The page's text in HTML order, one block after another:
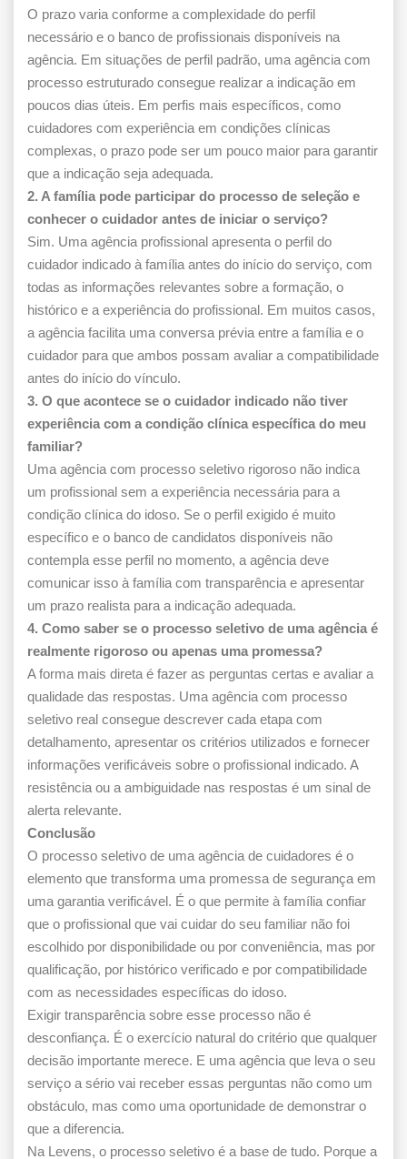
O prazo varia conforme a complexidade do perfil
necessário e o banco de profissionais disponíveis na
agência. Em situações de perfil padrão, uma agência com
processo estruturado consegue realizar a indicação em
poucos dias úteis. Em perfis mais específicos, como
cuidadores com experiência em condições clínicas
complexas, o prazo pode ser um pouco maior para garantir
que a indicação seja adequada.
2. A família pode participar do processo de seleção e
conhecer o cuidador antes de iniciar o serviço?
Sim. Uma agência profissional apresenta o perfil do
cuidador indicado à família antes do início do serviço, com
todas as informações relevantes sobre a formação, o
histórico e a experiência do profissional. Em muitos casos,
a agência facilita uma conversa prévia entre a família e o
cuidador para que ambos possam avaliar a compatibilidade
antes do início do vínculo.
3. O que acontece se o cuidador indicado não tiver
experiência com a condição clínica específica do meu
familiar?
Uma agência com processo seletivo rigoroso não indica
um profissional sem a experiência necessária para a
condição clínica do idoso. Se o perfil exigido é muito
específico e o banco de candidatos disponíveis não
contempla esse perfil no momento, a agência deve
comunicar isso à família com transparência e apresentar
um prazo realista para a indicação adequada.
4. Como saber se o processo seletivo de uma agência é
realmente rigoroso ou apenas uma promessa?
A forma mais direta é fazer as perguntas certas e avaliar a
qualidade das respostas. Uma agência com processo
seletivo real consegue descrever cada etapa com
detalhamento, apresentar os critérios utilizados e fornecer
informações verificáveis sobre o profissional indicado. A
resistência ou a ambiguidade nas respostas é um sinal de
alerta relevante.
Conclusão
O processo seletivo de uma agência de cuidadores é o
elemento que transforma uma promessa de segurança em
uma garantia verificável. É o que permite à família confiar
que o profissional que vai cuidar do seu familiar não foi
escolhido por disponibilidade ou por conveniência, mas por
qualificação, por histórico verificado e por compatibilidade
com as necessidades específicas do idoso.
Exigir transparência sobre esse processo não é
desconfiança. É o exercício natural do critério que qualquer
decisão importante merece. E uma agência que leva o seu
serviço a sério vai receber essas perguntas não como um
obstáculo, mas como uma oportunidade de demonstrar o
que a diferencia.
Na Levens, o processo seletivo é a base de tudo. Porque a